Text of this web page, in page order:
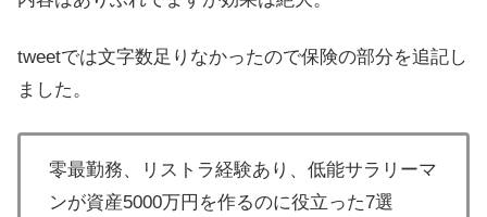
tweetでは文字数足りなかったので保険の部分を追記し
ました。
零最勤務、リストラ経験あり、低能サラリーマ
ンが資産5000万円を作るのに役立った7選